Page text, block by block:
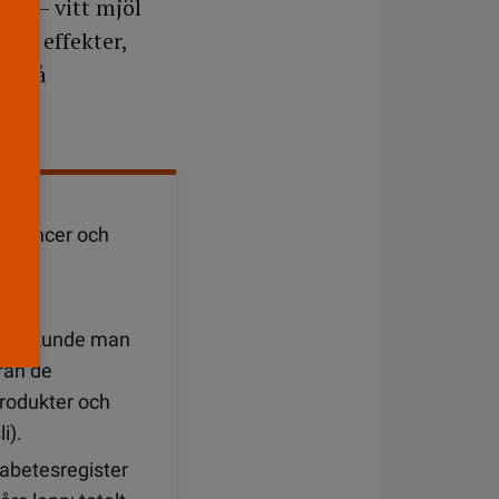
– vitt mjöl
effekter,
på
cancer och
kunde man
de
och